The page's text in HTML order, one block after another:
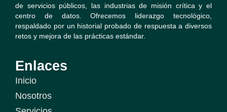
Enlaces
Inicio
Nosotros
de servicios públicos, las industrias de misión crítica y el
centro de datos. Ofrecemos liderazgo tecnológico,
respaldado por un historial probado de respuesta a diversos
retos y mejora de las prácticas estándar.